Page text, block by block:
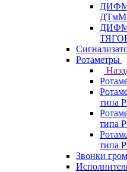
Ротаметры
типа
типа
типа
Звонки